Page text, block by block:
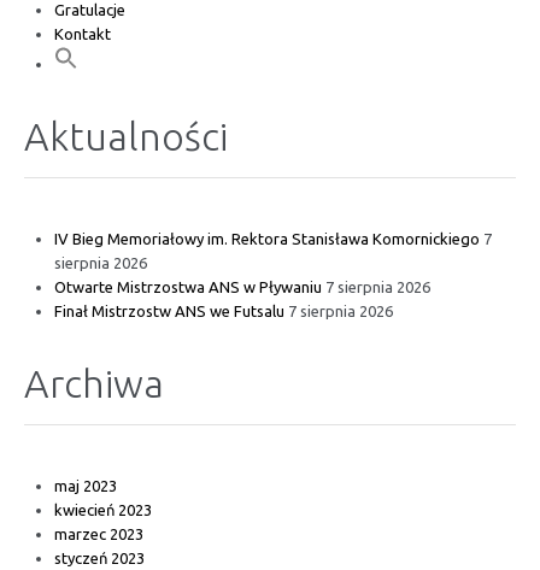
Gratulacje
Kontakt
Aktualności
IV Bieg Memoriałowy im. Rektora Stanisława Komornickiego 7
sierpnia 2026
Otwarte Mistrzostwa ANS w Pływaniu 7 sierpnia 2026
Finał Mistrzostw ANS we Futsalu 7 sierpnia 2026
Archiwa
maj 2023
kwiecień 2023
marzec 2023
styczeń 2023